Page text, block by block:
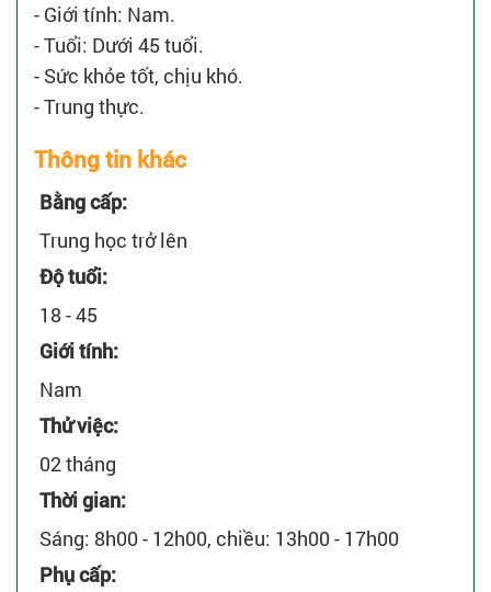
- Giới tính: Nam.
- Tuổi: Dưới 45 tuổi.
- Sức khỏe tốt, chịu khó.
- Trung thực.
Thông tin khác
Bằng cấp:
Trung học trở lên
Độ tuổi:
18 - 45
Giới tính:
Nam
Thử việc:
02 tháng
Thời gian:
Sáng: 8h00 - 12h00, chiều: 13h00 - 17h00
Phụ cấp: